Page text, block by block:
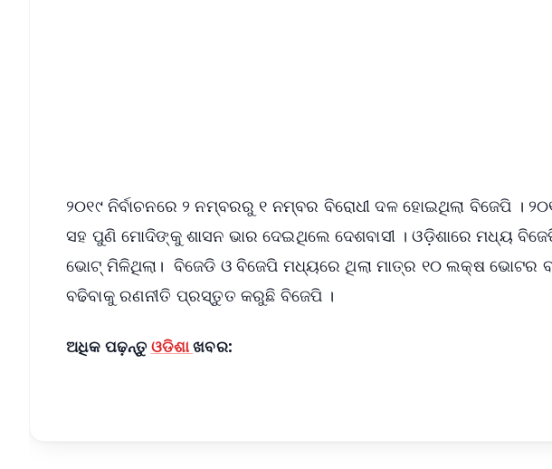
୨୦୧୯ ନିର୍ବାଚନରେ ୨ ନମ୍ବରରୁ ୧ ନମ୍ବର ବିରୋଧୀ ଦଳ ହୋଇଥିଲା ବିଜେପି ।
ସହ ପୁଣି ମୋଦିଙ୍କୁ ଶାସନ ଭାର ଦେଇଥିଲେ ଦେଶବାସୀ । ଓଡ଼ିଶାରେ ମଧ୍ୟ
ଭୋଟ୍ ମିଳିଥିଲା। ବିଜେଡି ଓ ବିଜେପି ମଧ୍ୟରେ ଥିଲା ମାତ୍ର ୧୦ ଲକ୍ଷ ଭୋଟର
ବଢିବାକୁ ରଣନୀତି ପ୍ରସ୍ତୁତ କରୁଛି ବିଜେପି ।
ଅଧିକ ପଢ଼ନ୍ତୁ ଓଡିଶାଖବର: